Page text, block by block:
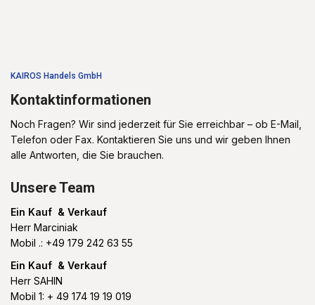
KAIROS Handels GmbH
Kontaktinformationen
Noch Fragen? Wir sind jederzeit für Sie erreichbar – ob E-Mail,
Telefon oder Fax. Kontaktieren Sie uns und wir geben Ihnen
alle Antworten, die Sie brauchen.
Unsere Team
Ein Kauf & Verkauf
Herr Marciniak
Mobil .: +49 179 242 63 55
Ein Kauf & Verkauf
Herr SAHIN
Mobil 1: + 49 174 19 19 019